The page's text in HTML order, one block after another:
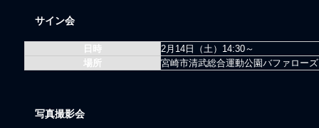
サイン会
日時 2月14日（ 土 ）14:30～
場所
宮崎市清武総合運動公園バファロー
写真撮影会